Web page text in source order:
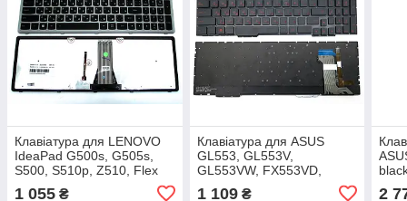
Клавіатура для LENOVO
IdeaPad G500s, G505s,
S500, S510p, Z510, Flex
1 055 ₴
Клавіатура для ASUS
GL553, GL553V,
GL553VW, FX553VD,
ZX553VD, ZX53V, FX53VD,
1 109₴ 2